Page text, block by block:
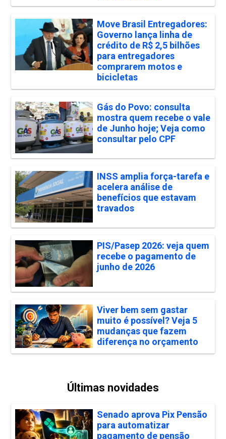
Move Brasil Entregadores:
Governo lança linha de
crédito de R$ 2,5 bilhões
para entregadores
comprarem motos e
bicicletas
Gás do Povo: consulta
mostra quem recebe o vale
de Junho hoje; Veja como
consultar pelo CPF
INSS amplia força-tarefa e
acelera análise de
benefícios que estavam
travados
PIS/Pasep 2026: veja quem
recebe o pagamento de
junho de 2026
Viver bem sem gastar
muito é possível? Veja 5
mudanças que fazem
diferença no orçamento
Últimas novidades
Senado aprova Pix Pensão
para automatizar
pagamento de pensão